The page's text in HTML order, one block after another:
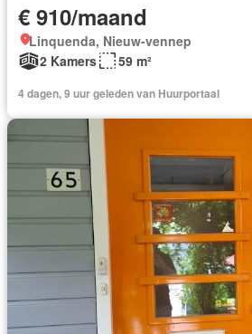
€ 910/maand
Linquenda, Nieuw-vennep
2 Kamers
59 m²
4 dagen, 9 uur geleden van Huurportaal